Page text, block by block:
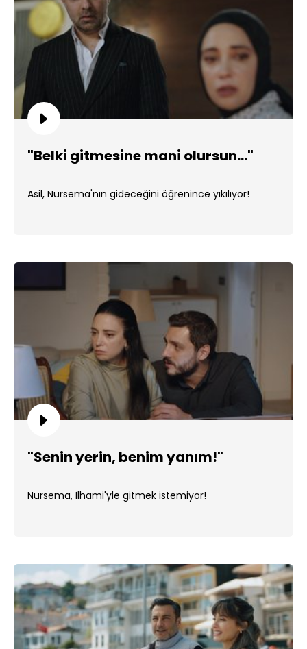
"Belki gitmesine mani olursun..."
Asil, Nursema'nın gideceğini öğrenince yıkılıyor!
"Senin yerin, benim yanım!"
Nursema, İlhami'yle gitmek istemiyor!